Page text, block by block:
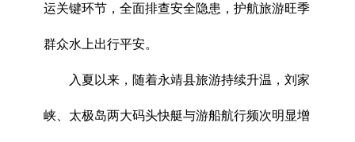
运关键环节，全面排查安全隐患，护航旅游旺季
群众水上出行平安。
入夏以来，随着永靖县旅游持续升温，刘家
峡、太极岛两大码头快艇与游船航行频次明显增